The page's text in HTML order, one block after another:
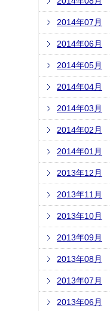
2014年07月
2014年06月
2014年05月
2014年04月
2014年03月
2014年02月
2014年01月
2013年12月
2013年11月
2013年10月
2013年09月
2013年08月
2013年07月
2013年06月